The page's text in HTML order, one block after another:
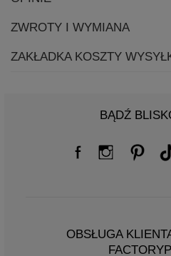
ZWROTY I WYMIANA
ZAKŁADKA KOSZTY
BĄDŹ
OBSŁUGA